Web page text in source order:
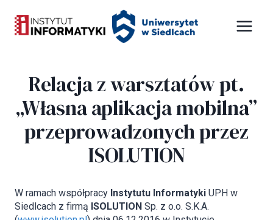
Panel zarządzania plikami cookies
treści
Relacja z warsztatów pt.
„Własna aplikacja mobilna”
przeprowadzonych przez
ISOLUTION
W ramach współpracy Instytutu Informatyki UPH w
Siedlcach z firmą ISOLUTION Sp. z o.o. S.K.A.